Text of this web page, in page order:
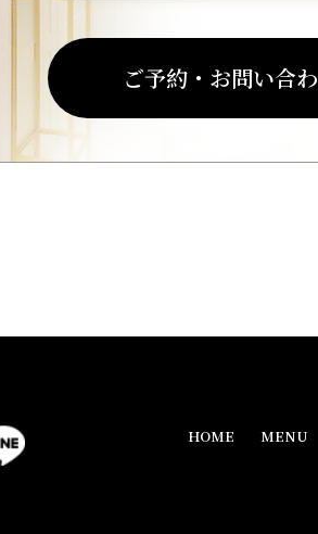
ご予約・お問い合
HOME MENU